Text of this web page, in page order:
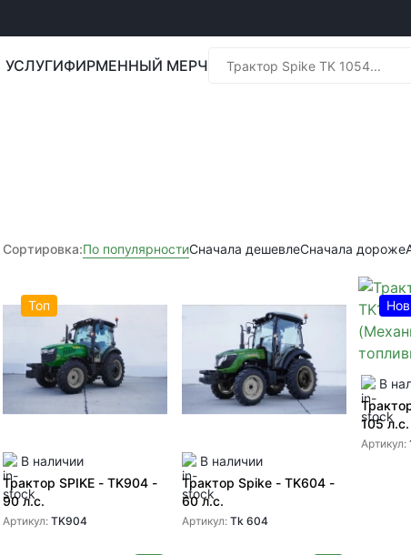
УСЛУГИФИРМЕННЫЙ МЕРЧ
Сортировка:По популярностиСначала дешевлеСначала дороже
Топ
В наличии
Трактор SPIKE - TK904 -
90 л.с.
Артикул: TK904
В наличии
Трактор Spike - TK604 -
60 л.с.
Артикул:Tk 604
В
105 л.с.
Артикул: